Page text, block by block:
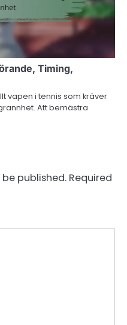
Timing,
vapen i tennis som kräver
Att bemästra
published. Required